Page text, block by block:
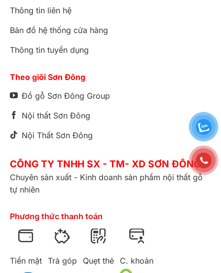
Thông tin liên hệ
Bản đồ hệ thống cửa hàng
Thông tin tuyển dụng
Theo giõi Sơn Đông
Đồ gỗ Sơn Đông Group
Nội thất Sơn Đông
Nội Thất Sơn Đông
CÔNG TY TNHH SX - TM- XD SƠN ĐÔNG
Chuyên sản xuất - Kinh doanh sản phẩm nội thất gỗ
tự nhiên
Phương thức thanh toán
Tiền mặt Trả góp Quẹt thẻ C. khoản